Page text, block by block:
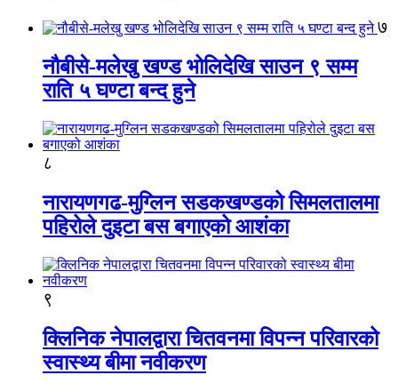
७
नौबीसे-मलेखु खण्ड भोलिदेखि साउन ९ सम्म
राति ५ घण्टा बन्द हुने
८
नारायणगढ-मुग्लिन सडकखण्डको सिमलतालमा
पहिरोले दुइटा बस बगाएको आशंका
९
क्लिनिक नेपालद्वारा चितवनमा विपन्न परिवारको
स्वास्थ्य बीमा नवीकरण